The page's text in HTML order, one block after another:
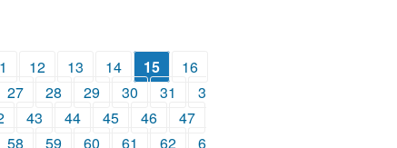
12 13 14 15
16
27 28 29 30 31
3
43 44 45 46
47
58 59 60 61 62 6